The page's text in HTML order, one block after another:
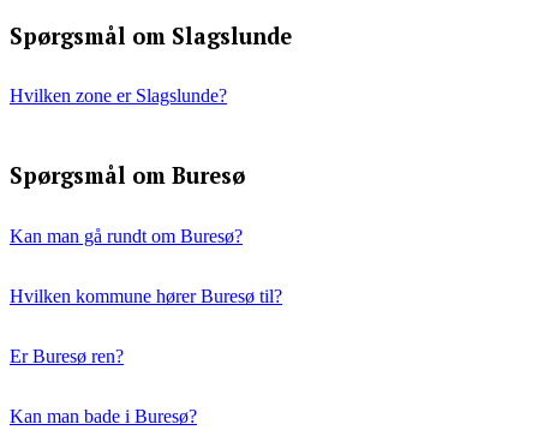
Spørgsmål om Slagslunde
Hvilken zone er Slagslunde?
Spørgsmål om Buresø
Kan man gå rundt om Buresø?
Hvilken kommune hører Buresø til?
Er Buresø ren?
Kan man bade i Buresø?